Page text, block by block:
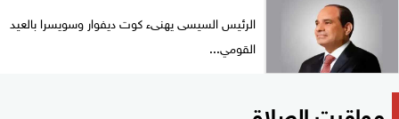
الرئيس السيسى يهنىء كوت ديفوار وسويسرا بالعيد
القومي...